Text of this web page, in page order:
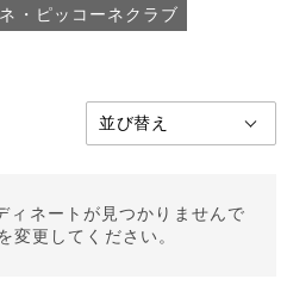
・ピッコーネクラブ
ィネートが見つかりませんで
変更してください。